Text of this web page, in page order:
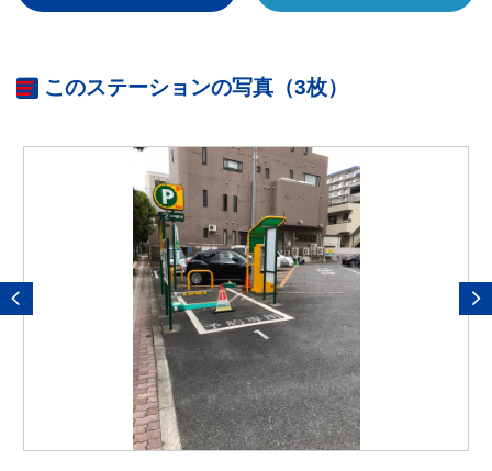
このステーションの写真（3枚）